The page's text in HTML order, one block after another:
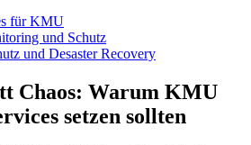
für KMU
und Schutz
und Desaster Recovery
Chaos: Warum KMU
setzen sollten